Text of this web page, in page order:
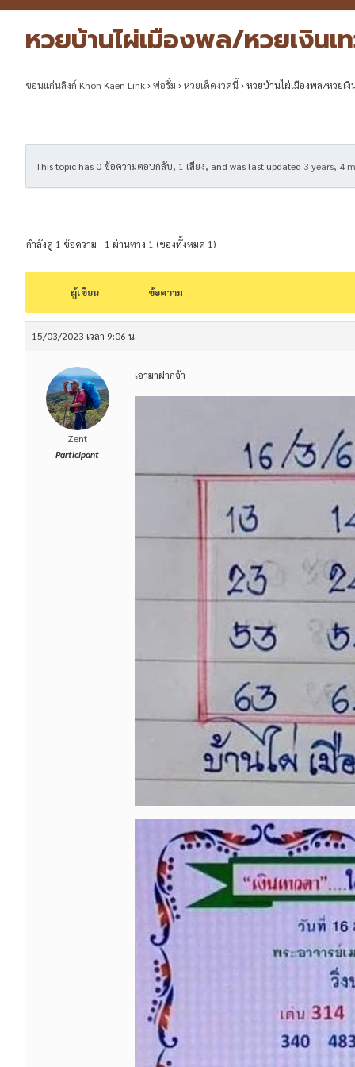
หวยบ้านไผ่เมืองพล/หวยเงิน
ขอนแก่นลิงก์ Khon Kaen Link›ฟอรั่ม ›หวยเด็ดงวดนี้›หวยบ้านไผ่เมืองพล/หวยเ
This topic has 0 ข้อความตอบกลับ, 1 เสียง, and was last updated 3 years, 4
กำลังดู 1 ข้อความ - 1 ผ่านทาง 1 (ของทั้งหมด 1)
ผู้เขียน ข้อความ
15/03/2023 เวลา 9:06 น.
Zent
Participant
เอามาฝากจ้า